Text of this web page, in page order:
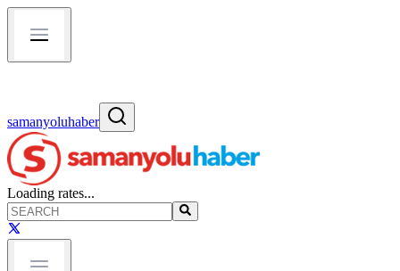
samanyoluhaber
Loading rates...